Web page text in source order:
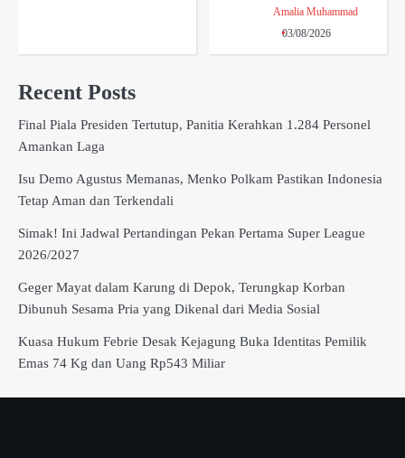
Amalia Muhammad
03/08/2026
Recent Posts
Final Piala Presiden Tertutup, Panitia Kerahkan 1.284 Personel
Amankan Laga
Isu Demo Agustus Memanas, Menko Polkam Pastikan Indonesia
Tetap Aman dan Terkendali
Simak! Ini Jadwal Pertandingan Pekan Pertama Super League
2026/2027
Geger Mayat dalam Karung di Depok, Terungkap Korban
Dibunuh Sesama Pria yang Dikenal dari Media Sosial
Kuasa Hukum Febrie Desak Kejagung Buka Identitas Pemilik
Emas 74 Kg dan Uang Rp543 Miliar